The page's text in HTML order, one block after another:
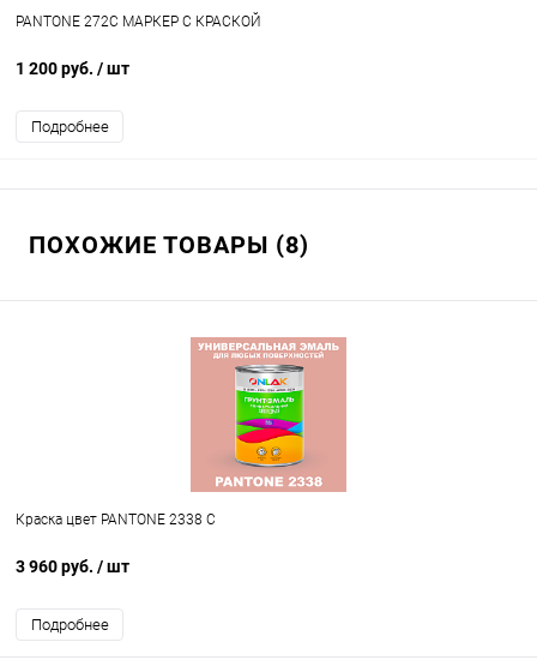
PANTONE 272C МАРКЕР С КРАСКОЙ
1 200 руб. / шт
Подробнее
ПОХОЖИЕ ТОВАРЫ (8)
Краска цвет PANTONE 2338 C
3 960 руб. / шт
Подробнее